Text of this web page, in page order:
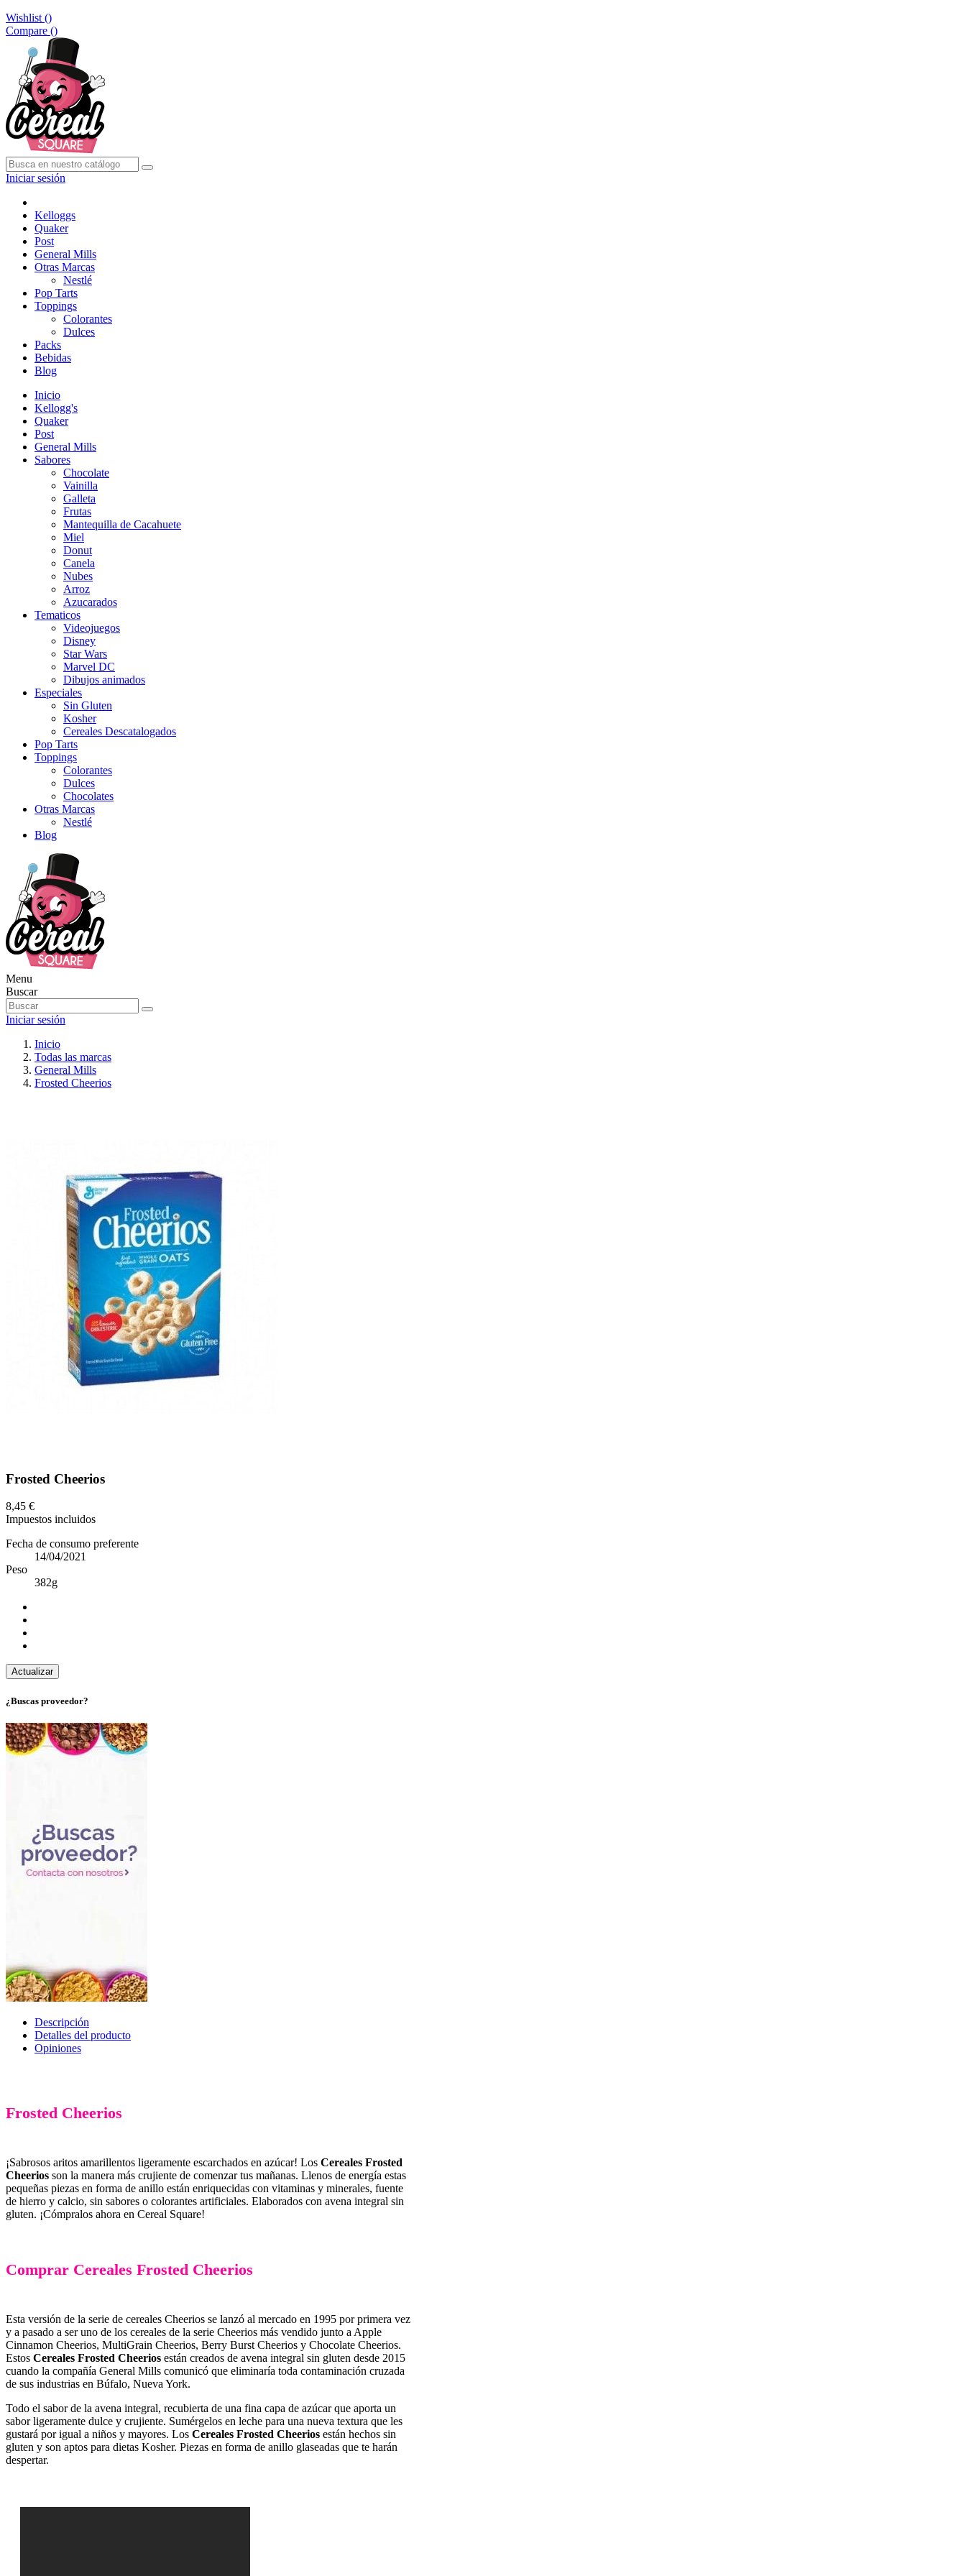
Wishlist ()
Compare ()
Iniciar sesión
Kelloggs
Quaker
Post
General Mills
Otras Marcas
Nestlé
Pop Tarts
Toppings
Colorantes
Dulces
Packs
Bebidas
Blog
Inicio
Kellogg's
Quaker
Post
General Mills
Sabores
Chocolate
Vainilla
Galleta
Frutas
Mantequilla de Cacahuete
Miel
Donut
Canela
Nubes
Arroz
Azucarados
Tematicos
Videojuegos
Disney
Star Wars
Marvel DC
Dibujos animados
Especiales
Sin Gluten
Kosher
Cereales Descatalogados
Pop Tarts
Toppings
Colorantes
Dulces
Chocolates
Otras Marcas
Nestlé
Blog
Menu
Buscar
Iniciar sesión
Inicio
Todas las marcas
General Mills
Frosted Cheerios
Frosted Cheerios
8,45 €
Impuestos incluidos
Fecha de consumo preferente
14/04/2021
Peso
382g
¿Buscas proveedor?
Descripción
Detalles del producto
Opiniones
Frosted Cheerios
¡Sabrosos aritos amarillentos ligeramente escarchados en azúcar! Los Cereales Frosted
Cheerios son la manera más crujiente de comenzar tus mañanas. Llenos de energía estas
pequeñas piezas en forma de anillo están enriquecidas con vitaminas y minerales, fuente
de hierro y calcio, sin sabores o colorantes artificiales. Elaborados con avena integral sin
gluten. ¡Cómpralos ahora en Cereal Square!
Comprar Cereales Frosted Cheerios
Esta versión de la serie de cereales Cheerios se lanzó al mercado en 1995 por primera vez
y a pasado a ser uno de los cereales de la serie Cheerios más vendido junto a Apple
Cinnamon Cheerios, MultiGrain Cheerios, Berry Burst Cheerios y Chocolate Cheerios.
Estos Cereales Frosted Cheerios están creados de avena integral sin gluten desde 2015
cuando la compañía General Mills comunicó que eliminaría toda contaminación cruzada
de sus industrias en Búfalo, Nueva York.
Todo el sabor de la avena integral, recubierta de una fina capa de azúcar que aporta un
sabor ligeramente dulce y crujiente. Sumérgelos en leche para una nueva textura que les
gustará por igual a niños y mayores. Los Cereales Frosted Cheerios están hechos sin
gluten y son aptos para dietas Kosher. Piezas en forma de anillo glaseadas que te harán
despertar.